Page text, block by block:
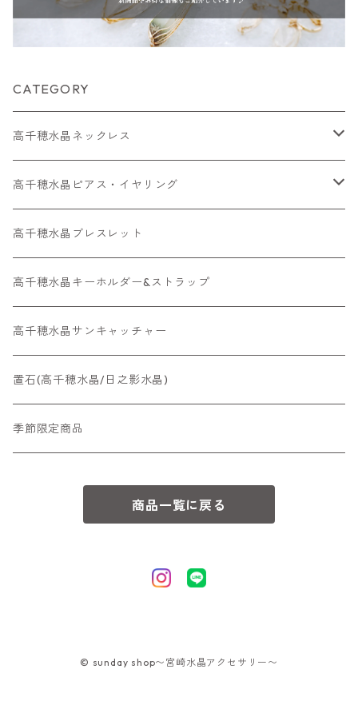
CATEGORY
高千穂水晶ネックレス
メッキネックレス
高千穂水晶レアストーン
金属アレルギー対応ネックレス
高千穂水晶ピアス・イヤリング
高千穂水晶イヤリング
金属アレルギー対応ピアス・ イヤリング
高千穂水晶ブレスレット
高千穂水晶キーホルダー&ストラップ
高千穂水晶サンキャッチャー
置石(高千穂水晶/日之影水晶)
季節限定商品
商品一覧に戻る
© sunday shop〜宮崎水晶アクセサリー〜